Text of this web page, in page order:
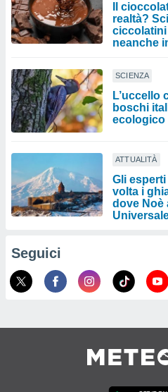
Il
realtà?
neanche
SCIENZA
L’uccello
boschi
ecologico
ATTUALITÀ
Gli
volta i
dove Noè
Seguici